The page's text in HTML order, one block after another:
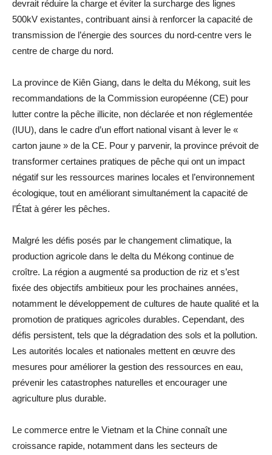
devrait réduire la charge et éviter la surcharge des lignes
500kV existantes, contribuant ainsi à renforcer la capacité de
transmission de l’énergie des sources du nord-centre vers le
centre de charge du nord.
La province de Kiên Giang, dans le delta du Mékong, suit les
recommandations de la Commission européenne (CE) pour
lutter contre la pêche illicite, non déclarée et non réglementée
(IUU), dans le cadre d’un effort national visant à lever le «
carton jaune » de la CE. Pour y parvenir, la province prévoit de
transformer certaines pratiques de pêche qui ont un impact
négatif sur les ressources marines locales et l’environnement
écologique, tout en améliorant simultanément la capacité de
l’État à gérer les pêches.
Malgré les défis posés par le changement climatique, la
production agricole dans le delta du Mékong continue de
croître. La région a augmenté sa production de riz et s’est
fixée des objectifs ambitieux pour les prochaines années,
notamment le développement de cultures de haute qualité et la
promotion de pratiques agricoles durables. Cependant, des
défis persistent, tels que la dégradation des sols et la pollution.
Les autorités locales et nationales mettent en œuvre des
mesures pour améliorer la gestion des ressources en eau,
prévenir les catastrophes naturelles et encourager une
agriculture plus durable.
Le commerce entre le Vietnam et la Chine connaît une
croissance rapide, notamment dans les secteurs de